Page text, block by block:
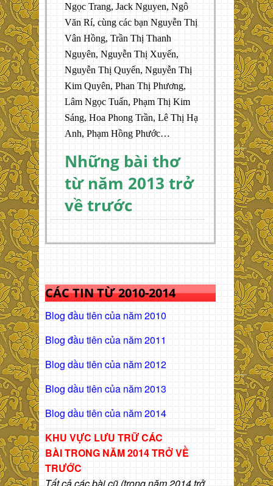
Ngọc Trang, Jack Nguyen, Ngô
Văn Rí, cùng các bạn Nguyễn Thị
Vân Hồng, Trần Thị Thanh
Nguyên, Nguyễn Thị Xuyến,
Nguyễn Thị Quyến, Nguyễn Thị
Kim Quyên, Phan Thị Phương,
Lâm Ngọc Tuấn, Phạm Thị Kim
Sáng, Hoa Phong Trần, Lê Thị Hạ
Anh, Phạm Hồng Phước…
Những bài thơ
từ năm 2013 trở
về trước
CÁC TIN TỪ 2010-2014
Blog đầu tiên của năm 2010
Blog đầu tiên của năm 2011
Blog dầu tiên của năm 2012
Blog dầu tiên của năm 2013
Blog dầu tiên của năm 2014
KHU VỰC LƯU TRỮ CÁC
BÀITRONG NĂM 2014 TRỞ VỀ
TRƯỚC